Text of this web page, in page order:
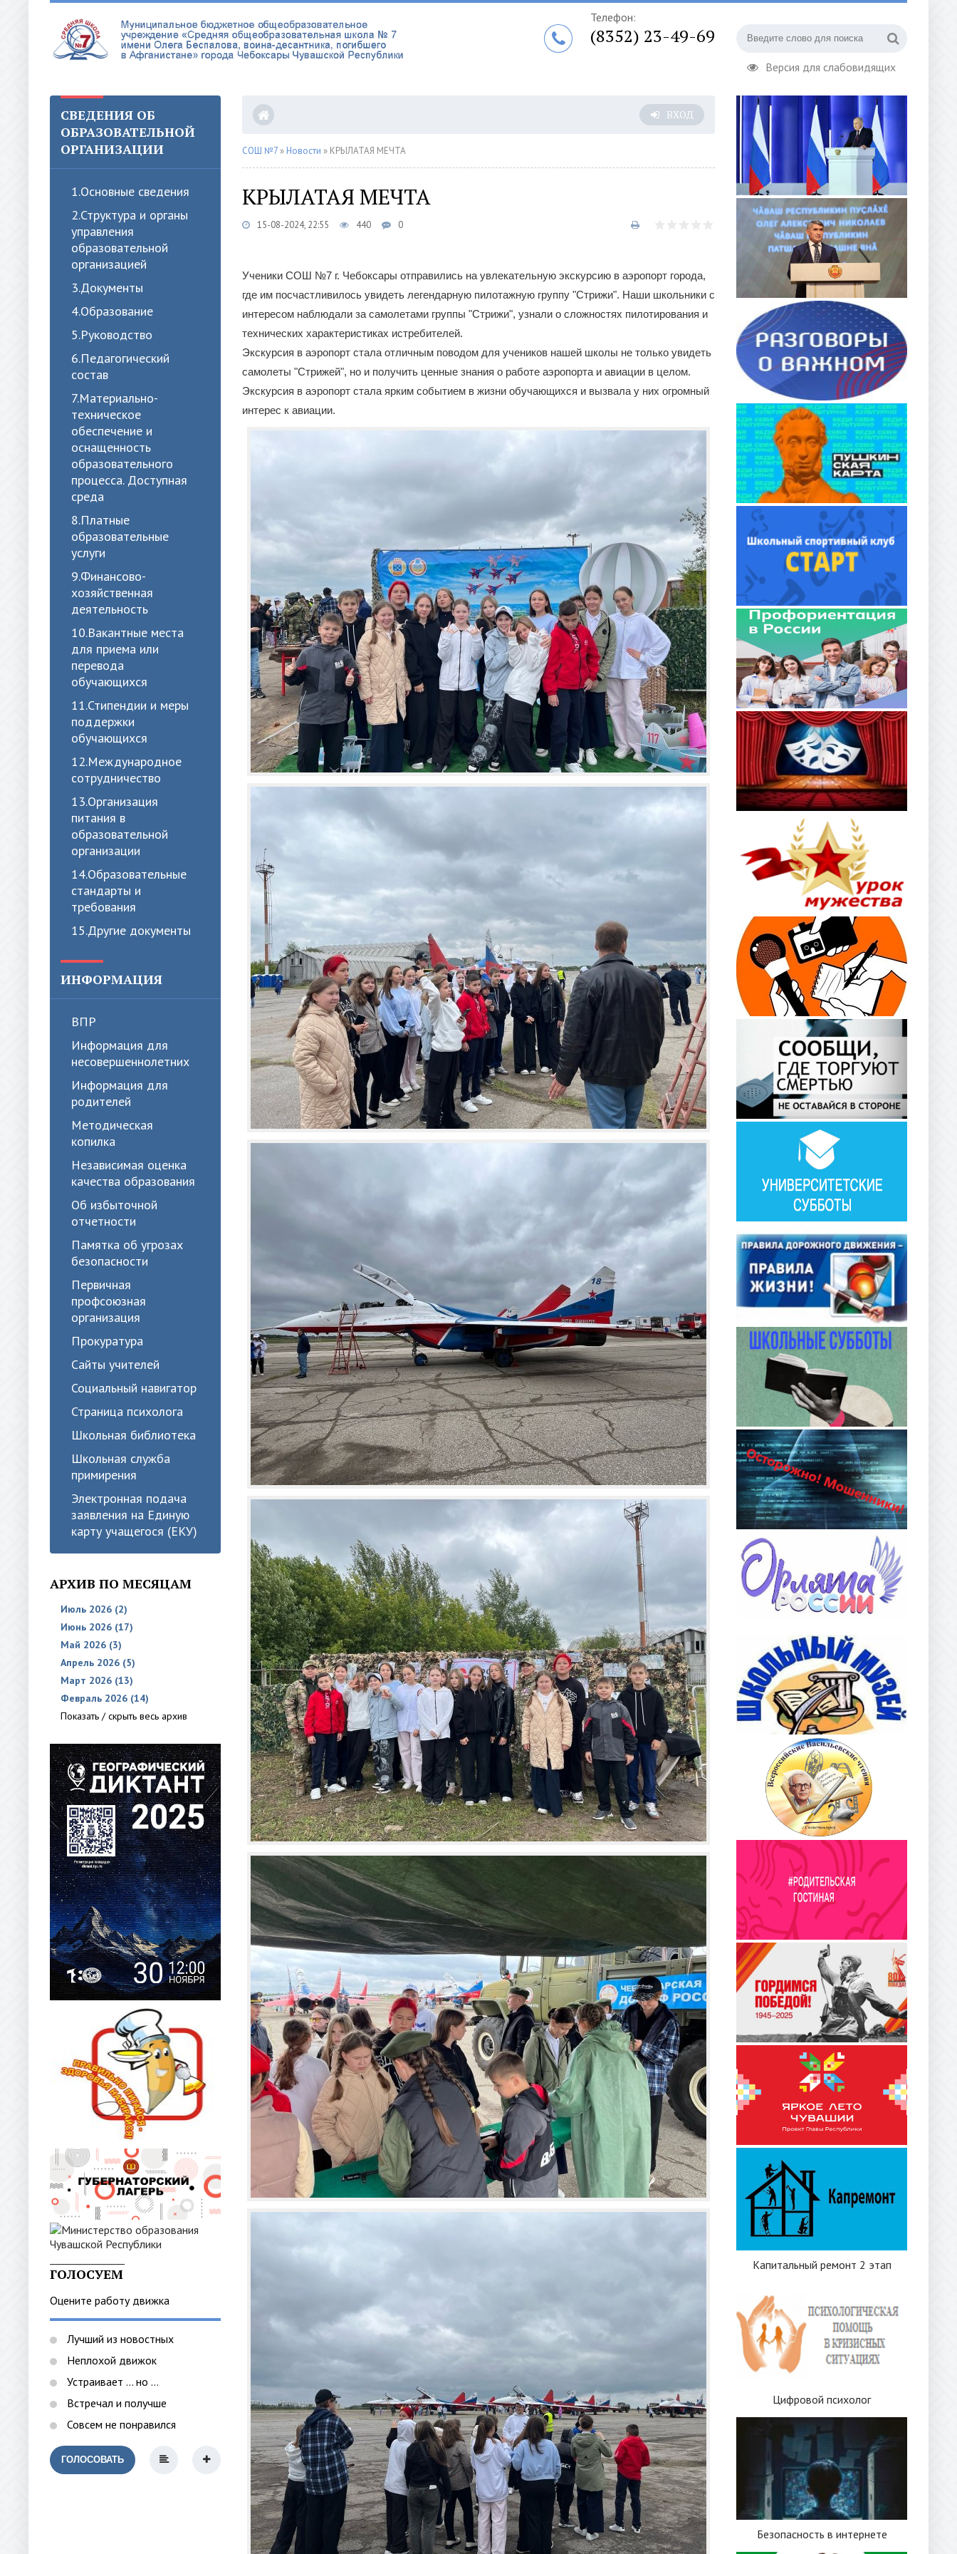
Версия для слабовидящих
Телефон:
(8352) 23-49-69
СВЕДЕНИЯ ОБ
ОБРАЗОВАТЕЛЬНОЙ
ОРГАНИЗАЦИИ
1.Oсновные сведения
2.Структура и органы
управления
образовательной
организацией
3.Документы
4.Образование
5.Руководство
6.Педагогический
состав
7.Материально-
техническое
обеспечение и
оснащенность
образовательного
процесса. Доступная
среда
8.Платные
образовательные
услуги
9.Финансово-
хозяйственная
деятельность
10.Вакантные места
для приема или
перевода
обучающихся
11.Стипендии и меры
поддержки
обучающихся
12.Международное
сотрудничество
13.Организация
питания в
образовательной
организации
14.Образовательные
стандарты и
требования
15.Другие документы
ИНФОРМАЦИЯ
ВПР
Информация для
несовершеннолетних
Информация для
родителей
Методическая
копилка
Независимая оценка
качества образования
Об избыточной
отчетности
Памятка об угрозах
безопасности
Первичная
профсоюзная
организация
Прокуратура
Сайты учителей
Социальный навигатор
Страница психолога
Школьная библиотека
Школьная служба
примирения
Электронная подача
заявления на Единую
карту учащегося (ЕКУ)
АРХИВ ПО МЕСЯЦАМ
Июль 2026 (2)
Июнь 2026 (17)
Май 2026 (3)
Апрель 2026 (5)
Март 2026 (13)
Февраль 2026 (14)
Показать / скрыть весь архив
ГОЛОСУЕМ
Оцените работу движка
Лучший из новостных
Неплохой движок
Устраивает ... но ...
Встречал и получше
Совсем не понравился
ГОЛОСОВАТЬ
ВХОД
СОШ №7 » Новости » КРЫЛАТАЯ МЕЧТА
КРЫЛАТАЯ МЕЧТА
15-08-2024, 22:55 440 0
Ученики СОШ №7 г. Чебоксары отправились на увлекательную экскурсию в аэропорт города,
где им посчастливилось увидеть легендарную пилотажную группу "Стрижи". Наши школьники с
интересом наблюдали за самолетами группы "Стрижи", узнали о сложностях пилотирования и
технических характеристиках истребителей.
Экскурсия в аэропорт стала отличным поводом для учеников нашей школы не только увидеть
самолеты "Стрижей", но и получить ценные знания о работе аэропорта и авиации в целом.
Экскурсия в аэропорт стала ярким событием в жизни обучающихся и вызвала у них огромный
интерес к авиации.
Капитальный ремонт 2 этап
Цифровой психолог
Безопасность в интернете